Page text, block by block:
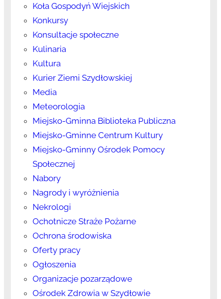
Koła Gospodyń Wiejskich
Konkursy
Konsultacje społeczne
Kulinaria
Kultura
Kurier Ziemi Szydłowskiej
Media
Meteorologia
Miejsko-Gminna Biblioteka Publiczna
Miejsko-Gminne Centrum Kultury
Miejsko-Gminny Ośrodek Pomocy
Społecznej
Nabory
Nagrody i wyróżnienia
Nekrologi
Ochotnicze Straże Pożarne
Ochrona środowiska
Oferty pracy
Ogłoszenia
Organizacje pozarządowe
Ośrodek Zdrowia w Szydłowie